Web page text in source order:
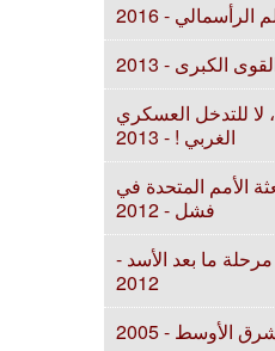
- 2016
الكبرى - 2013
لا للتدخل العسكري
الغربي ! - 2013
الأمم المتحدة في
فشل - 2012
ما بعد الأسد -
2012
الأوسط - 2005